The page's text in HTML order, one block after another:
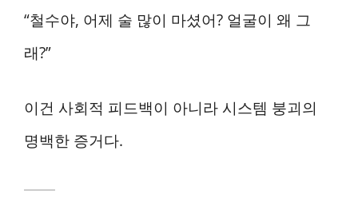
“철수야, 어제 술 많이 마셨어? 얼굴이 왜 그
래?”
이건 사회적 피드백이 아니라 시스템 붕괴의
명백한 증거다.